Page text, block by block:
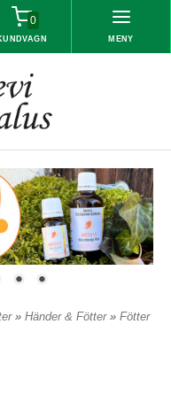
0
MENY
» Händer & Fötter » Fötter